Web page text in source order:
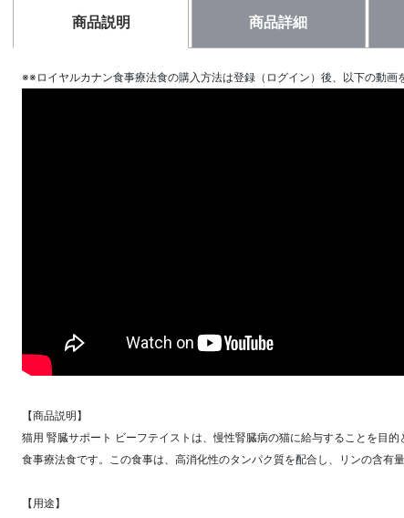
商品説明 商品詳細
※※ロイヤルカナン食事療法食の購入方法は登録（ログイン）後、以下の動画
【商品説明】
猫用 腎臓サポート ビーフテイストは、慢性腎臓病の猫に給与することを目的
食事療法食です。この食事は、高消化性のタンパク質を配合し、リンの含有
【用途】